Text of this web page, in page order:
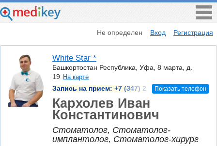
Не определен Вход Регистрация
White Star *
Башкортостан Республика, Уфа, 8 марта, д.
19 На карте
Запись на прием: +7 (347) 2 Показать телефон
Кархолев Иван
Константинович
Стоматолог, Стоматолог-
имплантолог, Стоматолог-хирург